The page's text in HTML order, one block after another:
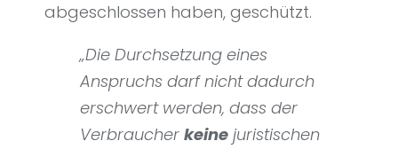
abgeschlossen haben, geschützt.
„Die Durchsetzung eines
Anspruchs darf nicht dadurch
erschwert werden, dass der
Verbraucher keine juristischen